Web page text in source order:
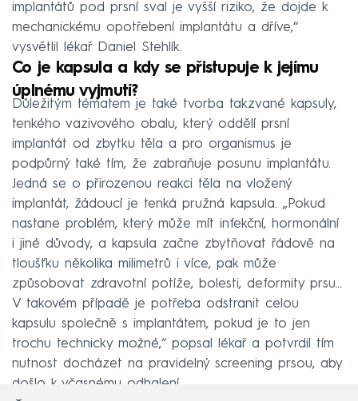
implantátů pod prsní sval je vyšší riziko, že dojde k
mechanickému opotřebení implantátu a dříve,“
vysvětlil lékař Daniel Stehlík.
Co je kapsula a kdy se přistupuje k jejímu
úplnému vyjmutí?
Důležitým tématem je také tvorba takzvané kapsuly,
tenkého vazivového obalu, který oddělí prsní
implantát od zbytku těla a pro organismus je
podpůrný také tím, že zabraňuje posunu implantátu.
Jedná se o přirozenou reakci těla na vložený
implantát, žádoucí je tenká pružná kapsula. „Pokud
nastane problém, který může mít infekční, hormonální
i jiné důvody, a kapsula začne zbytňovat řádově na
tloušťku několika milimetrů i více, pak může
způsobovat zdravotní potíže, bolesti, deformity prsu…
V takovém případě je potřeba odstranit celou
kapsulu společně s implantátem, pokud je to jen
trochu technicky možné,“ popsal lékař a potvrdil tím
nutnost docházet na pravidelný screening prsou, aby
došlo k včasnému odhalení.